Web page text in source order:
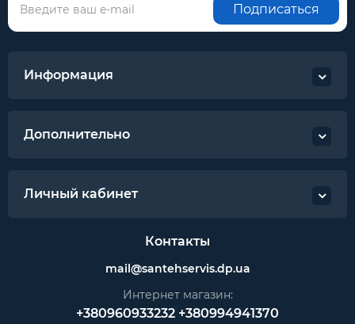
Подписаться
Информация
Дополнительно
Личный кабинет
Контакты
mail@santehservis.dp.ua
Интернет магазин:
+380960933232 +380994941370